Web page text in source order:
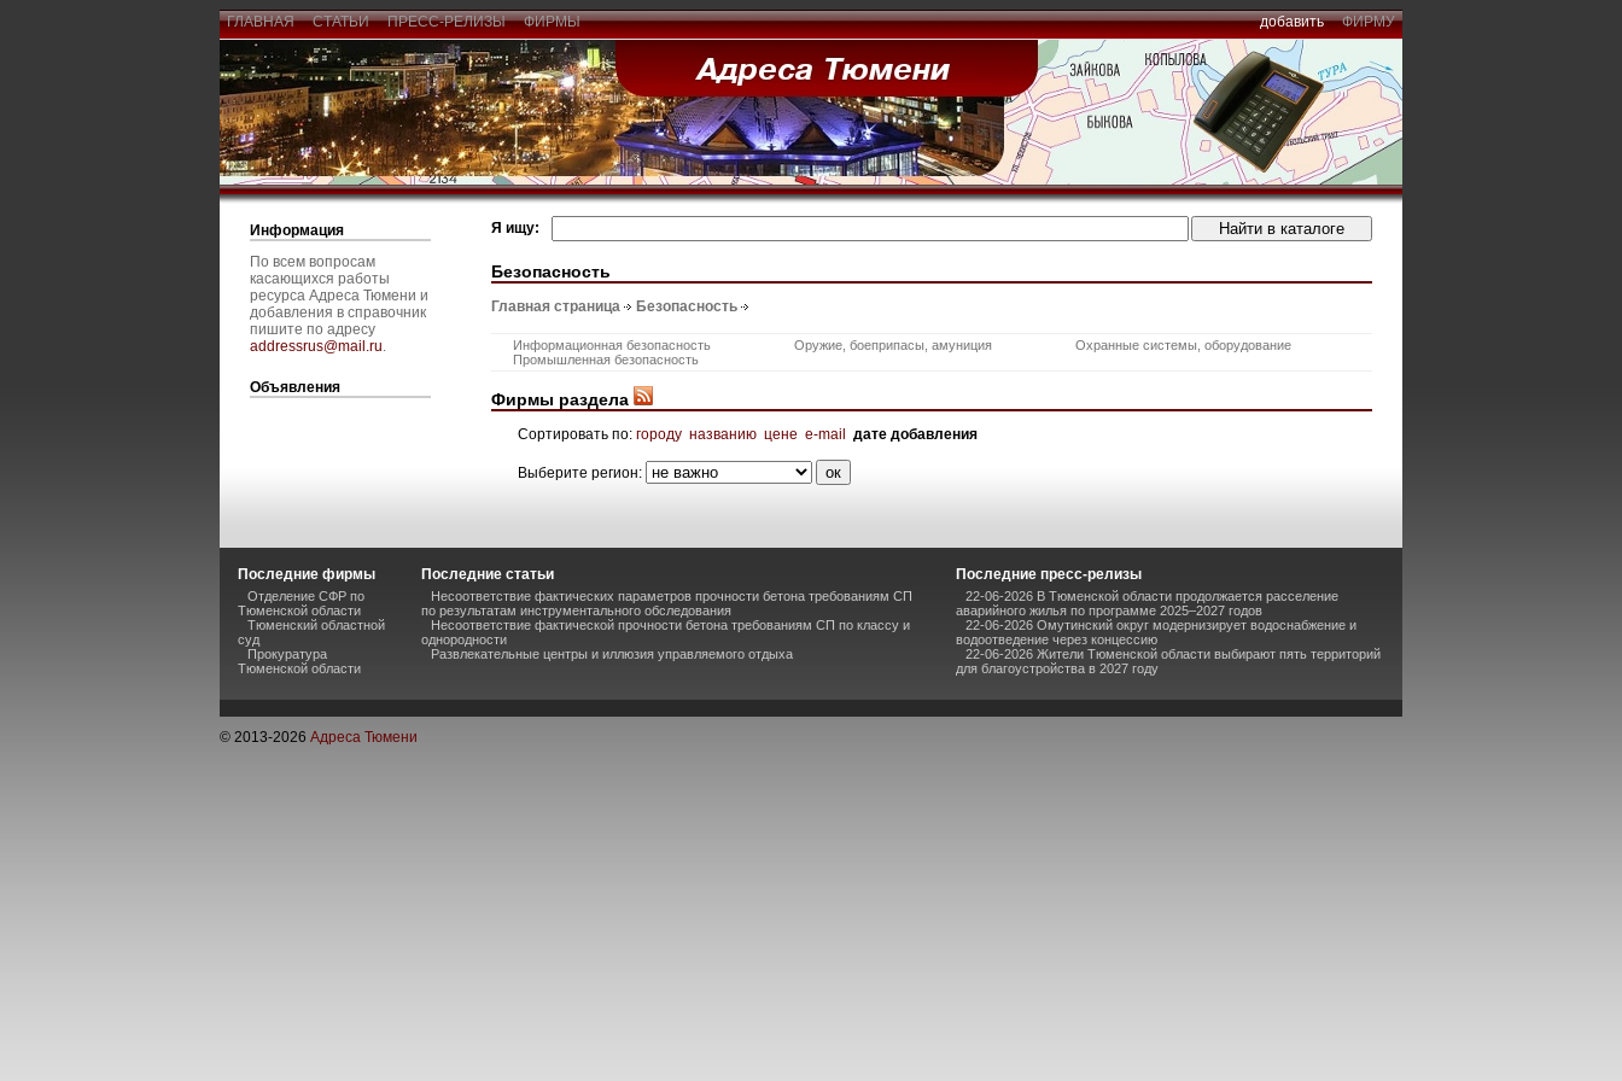
ГЛАВНАЯ СТАТЬИ ПРЕСС-РЕЛИЗЫ ФИРМЫ добавить ФИРМУ
Информация
По всем вопросам
касающихся работы
ресурса Адреса Тюмени и
добавления в справочник
пишите по адресу
addressrus@mail.ru.
Объявления
Я ищу:
Безопасность
Главная страница Безопасность
Информационная безопасность Оружие, боеприпасы, амуниция
Охранные системы, оборудование
Промышленная безопасность
Фирмы раздела
Сортировать по: городу названию цене e-mail дате добавления
Выберите регион:
Последние фирмы
Отделение СФР по
Тюменской области
Тюменский областной
суд
Прокуратура
Тюменской области
Последние статьи
Несоответствие фактических параметров прочности бетона требованиям СП
по результатам инструментального обследования
Несоответствие фактической прочности бетона требованиям СП по классу и
однородности
Развлекательные центры и иллюзия управляемого отдыха
Последние пресс-релизы
22-06-2026 В Тюменской области продолжается расселение
аварийного жилья по программе 2025–2027 годов
22-06-2026 Омутинский округ модернизирует водоснабжение и
водоотведение через концессию
22-06-2026 Жители Тюменской области выбирают пять территорий
для благоустройства в 2027 году
© 2013-2026 Адреса Тюмени